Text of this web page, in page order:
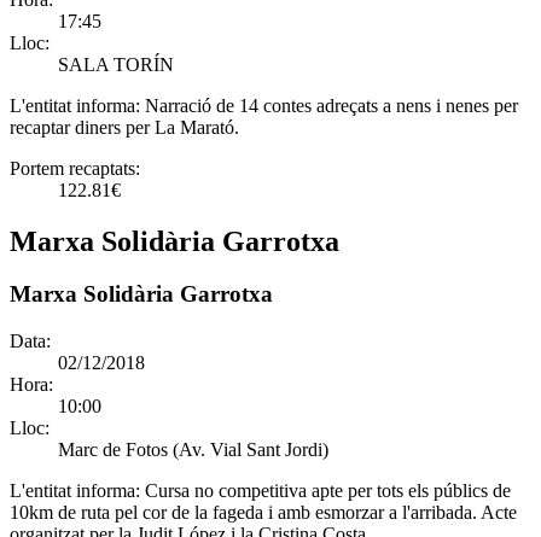
17:45
Lloc:
SALA TORÍN
L'entitat informa: Narració de 14 contes adreçats a nens i nenes per
recaptar diners per La Marató.
Portem recaptats:
122.81€
Marxa Solidària Garrotxa
Marxa Solidària Garrotxa
Data:
02/12/2018
Hora:
10:00
Lloc:
Marc de Fotos (Av. Vial Sant Jordi)
L'entitat informa: Cursa no competitiva apte per tots els públics de
10km de ruta pel cor de la fageda i amb esmorzar a l'arribada. Acte